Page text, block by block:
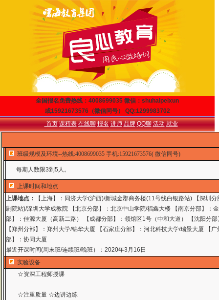
全国报名免费热线：4008699035 微信：shuhaipeixun
或15921673576（微信同号） QQ:1299983702
首页 课程表 在线聊 报名 讲师 品牌 QQ聊 活动 就业
班级规模及环境--热线:4008699035 手机:15921673576( 微信同号)
每期人数限3到5人。
上课时间和地点
上课地点：
【上海】：同济大学(沪西)/新城金郡商务楼(11号线白银路站) 【深圳
剧院站)/深圳大学成教院 【北京分部】：北京中山学院/福鑫大楼 【南京分部】：
部】：佳源大厦（高新二路） 【成都分部】：领馆区1号（中和大道） 【沈阳分
【郑州分部】：郑州大学/锦华大厦 【石家庄分部】：河北科技大学/瑞景大厦 【
部】：协同大厦
最近开课时间(周末班/连续班/晚班）：2020年3月16日
实验设备
☆资深工程师授课
☆注重质量 ☆边讲边练